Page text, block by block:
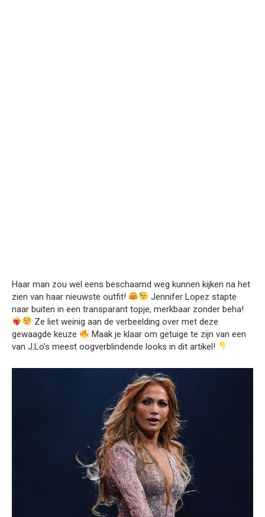
Haar man zou wel eens beschaamd weg kunnen kijken na het
zien van haar nieuwste outfit!
Jennifer Lopez stapte
naar buiten in een transparant topje, merkbaar zonder beha!
Ze liet weinig aan de verbeelding over met deze
gewaagde keuze
Maak je klaar om getuige te zijn van een
van J.Lo’s meest oogverblindende looks in dit artikel!